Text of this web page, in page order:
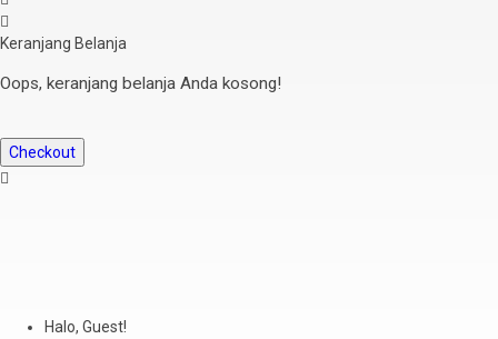
Keranjang Belanja
Oops, keranjang belanja Anda kosong!
Checkout
Halo, Guest!